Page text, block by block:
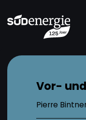
Vor-
Pierre